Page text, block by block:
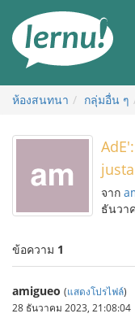
สารบัญ
ห้องสนทนา กลุ่มอื่น ๆ
จาก
ธันวา
ข้อความ 1
amigueo (แสดงโปรไฟล์)
28 ธันวาคม 2023, 21:08:04